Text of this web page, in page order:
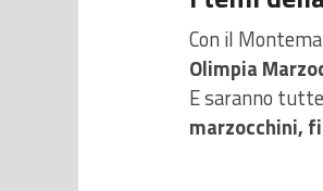
Con il
Olimpia
E saranno
marzocchini,